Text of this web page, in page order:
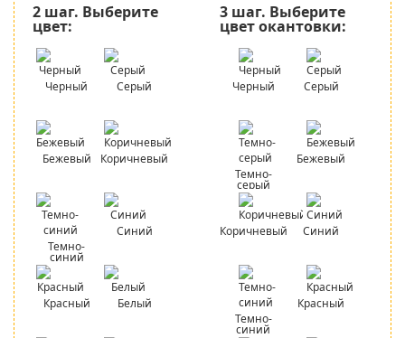
2 шаг. Выберите
цвет:
Черный Серый
Бежевый Коричневый
Темно-
синий
Синий
Красный Белый
3 шаг. Выберите
цвет окантовки:
Черный Серый
Темно-
серый
Бежевый
Коричневый Синий
Темно-
синий
Красный